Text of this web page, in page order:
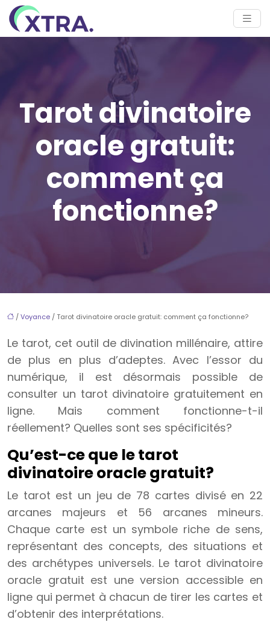
Tarot divinatoire
oracle gratuit:
comment ça
fonctionne?
/Voyance / Tarot divinatoire oracle gratuit: comment ça fonctionne?
Le tarot, cet outil de divination millénaire, attire
de plus en plus d’adeptes. Avec l’essor du
numérique, il est désormais possible de
consulter un tarot divinatoire gratuitement en
ligne. Mais comment fonctionne-t-il
réellement? Quelles sont ses spécificités?
Qu’est-ce que le tarot
divinatoire oracle gratuit?
Le tarot est un jeu de 78 cartes divisé en 22
arcanes majeurs et 56 arcanes mineurs.
Chaque carte est un symbole riche de sens,
représentant des concepts, des situations et
des archétypes universels. Le tarot divinatoire
oracle gratuit est une version accessible en
ligne qui permet à chacun de tirer les cartes et
d’obtenir des interprétations.